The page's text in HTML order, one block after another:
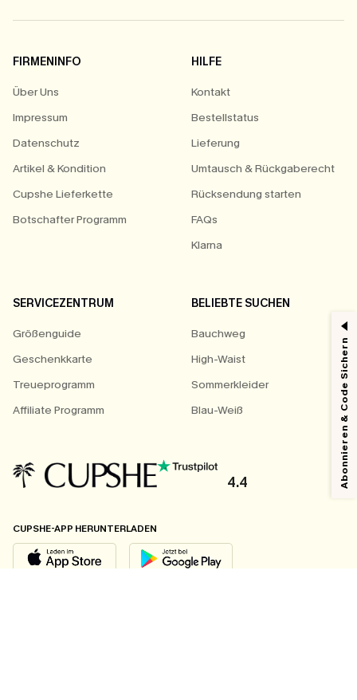
FIRMENINFO
Über Uns
Impressum
Datenschutz
Artikel & Kondition
Cupshe Lieferkette
Botschafter Programm
HILFE
Kontakt
Bestellstatus
Lieferung
Umtausch & Rückgaberecht
Rücksendung starten
FAQs
Klarna
SERVICEZENTRUM
Größenguide
Geschenkkarte
Treueprogramm
Affiliate Programm
BELIEBTE SUCHEN
Bauchweg
High-Waist
Sommerkleider
Blau-Weiß
4.4
CUPSHE-APP HERUNTERLADEN
Abonnieren & Code Sichern